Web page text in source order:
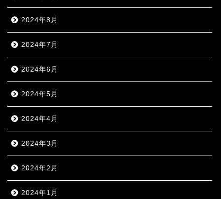
2024年8月
2024年7月
2024年6月
2024年5月
2024年4月
2024年3月
2024年2月
2024年1月